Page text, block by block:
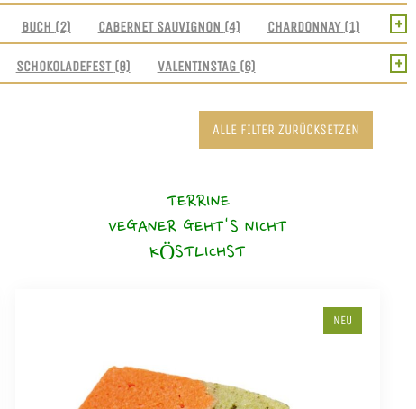
BUCH (2) CABERNET SAUVIGNON (4) CHARDONNAY (1)
+
SCHOKOLADEFEST (8) VALENTINSTAG (6) +
ALLE FILTER ZURÜCKSETZEN
TERRINE
VEGANER GEHT'S NICHT
KÖSTLICHST
NEU